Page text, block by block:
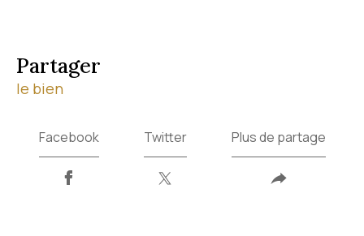
partager
le bien
Facebook Twitter Plus de partage